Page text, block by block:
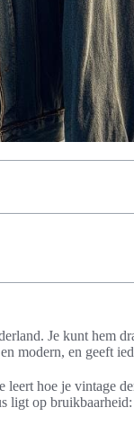
Je kunt hem
modern, en geeft
hoe je vintage
ligt op